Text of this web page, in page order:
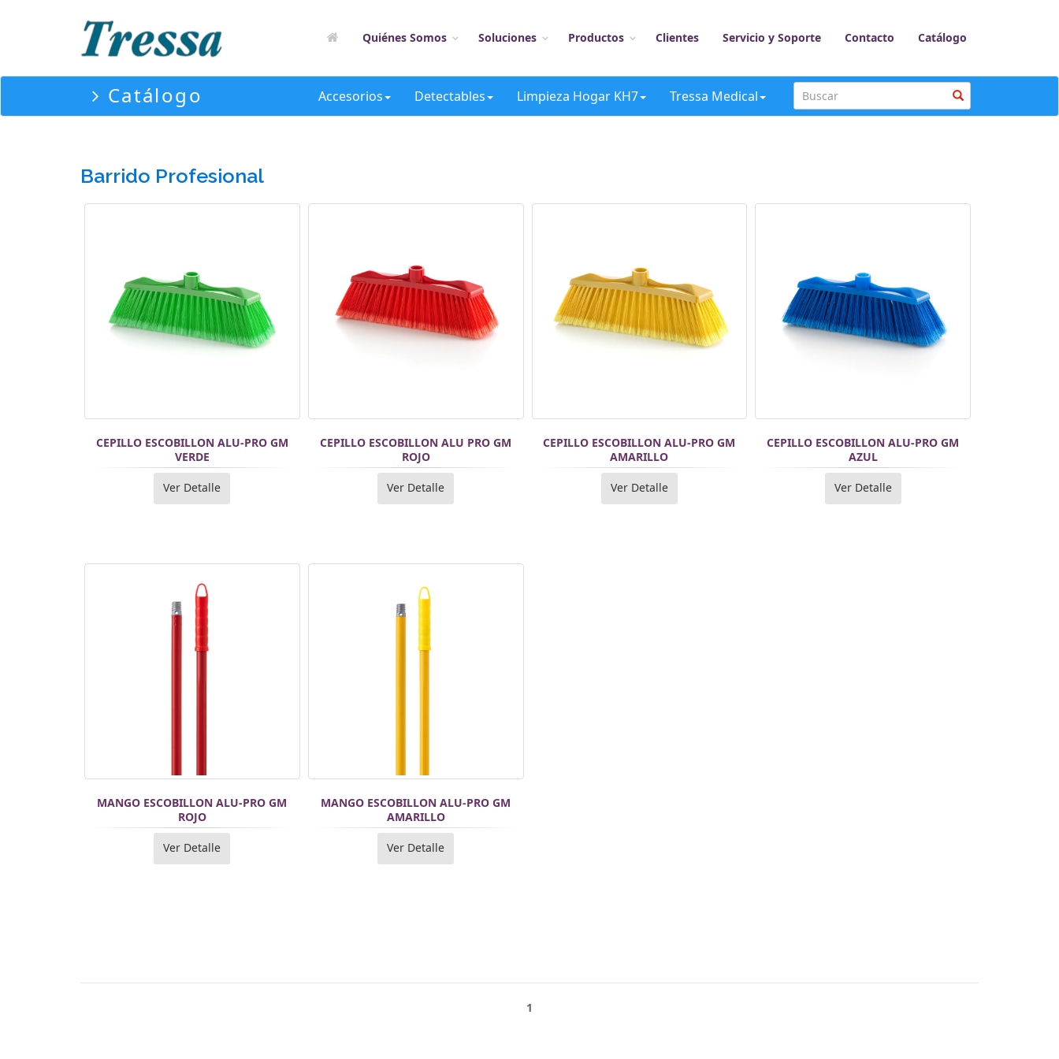
Quiénes Somos Soluciones Productos Clientes Servicio y Soporte Contacto Catálogo
Catálogo Accesorios Detectables Limpieza Hogar KH7 Tressa Medical
Barrido Profesional
CEPILLO ESCOBILLON ALU-PRO GM
VERDE
Ver Detalle
CEPILLO ESCOBILLON ALU PRO GM
ROJO
Ver Detalle
CEPILLO ESCOBILLON ALU-PRO GM
AMARILLO
Ver Detalle
CEPILLO ESCOBILLON ALU-PRO GM
AZUL
Ver Detalle
MANGO ESCOBILLON ALU-PRO GM
ROJO
Ver Detalle
MANGO ESCOBILLON ALU-PRO GM
AMARILLO
Ver Detalle
1